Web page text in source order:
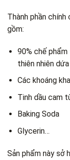
Thành phần
gồm:
90% chế
thiên nhiên
Các khoáng
Tinh dầu cam
Baking Soda
Glycerin…
Sản phẩm này sở